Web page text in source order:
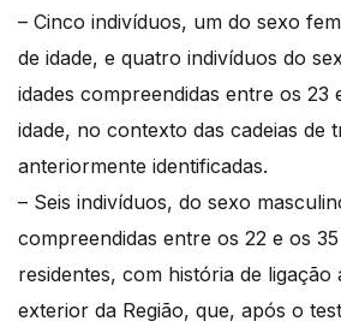
– Cinco indivíduos, um do sexo
de idade, e quatro indivíduos do
idades compreendidas entre os 23
idade, no contexto das cadeias de
anteriormente identificadas.
– Seis indivíduos, do sexo
compreendidas entre os 22 e os
residentes, com história de ligação
exterior da Região, que, após o